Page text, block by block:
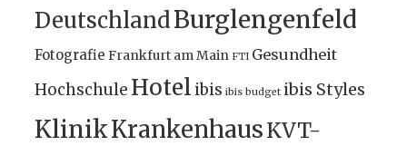
DeutschlandBurglengenfeld
Fotografie Frankfurt am Main FTI Gesundheit
Hochschule Hotel ibis ibis budget ibis Styles
KlinikKrankenhausKVT-